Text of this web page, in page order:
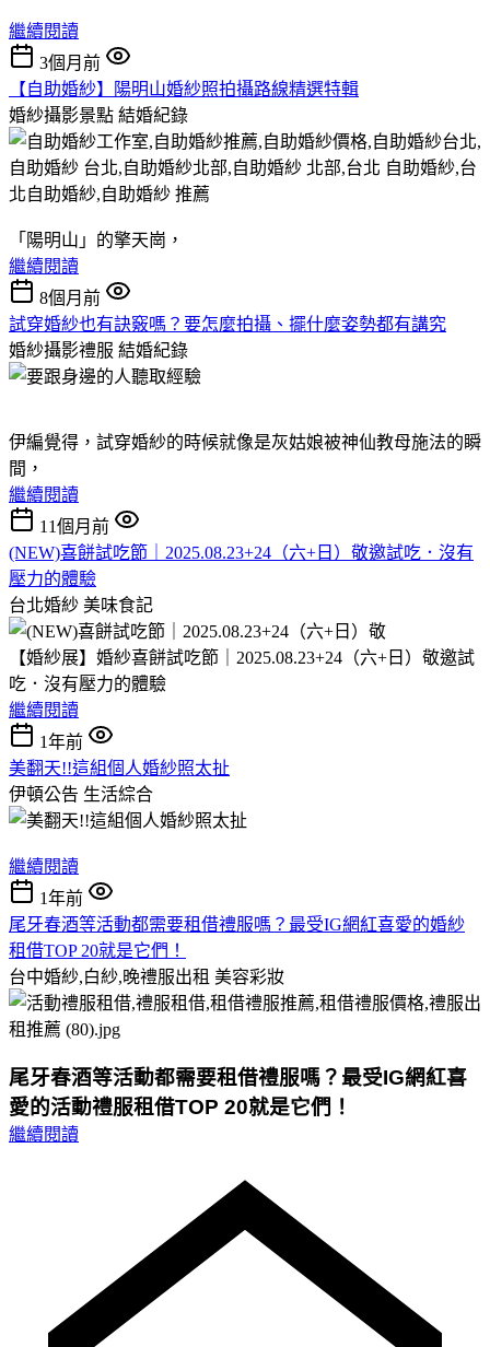
繼續閱讀
3個月前
【自助婚紗】陽明山婚紗照拍攝路線精選特輯
婚紗攝影景點 結婚紀錄
「陽明山」的擎天崗，
繼續閱讀
8個月前
試穿婚紗也有訣竅嗎？要怎麼拍攝、擺什麼姿勢都有講究
婚紗攝影禮服 結婚紀錄
伊編覺得，試穿婚紗的時候就像是灰姑娘被神仙教母施法的瞬
間，
繼續閱讀
11個月前
(NEW)喜餅試吃節｜2025.08.23+24（六+日）敬邀試吃．沒有
壓力的體驗
台北婚紗 美味食記
【婚紗展】婚紗喜餅試吃節｜2025.08.23+24（六+日）敬邀試
吃．沒有壓力的體驗
繼續閱讀
1年前
美翻天!!這組個人婚紗照太扯
伊頓公告 生活綜合
繼續閱讀
1年前
尾牙春酒等活動都需要租借禮服嗎？最受IG網紅喜愛的婚紗
租借TOP 20就是它們！
台中婚紗,白紗,晚禮服出租 美容彩妝
尾牙春酒等活動都需要租借禮服嗎？最受IG網紅喜
愛的活動禮服租借TOP 20就是它們！
繼續閱讀